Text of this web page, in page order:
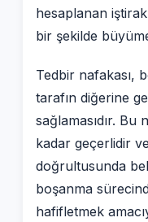
hesaplanan
bir şekilde
Tedbir nafakası,
tarafın diğerine
sağlamasıdır. Bu
kadar geçerlidir
doğrultusunda
boşanma
hafifletmek